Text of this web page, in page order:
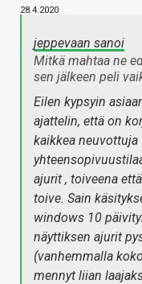
28.4.2020
jeppevaan sanoi
Mitkä mahtaa ne
sen jälkeen peli
Eilen kypsyin
ajattelin, että on
kaikkea
ajurit , toiveena
toive. Sain
windows 10
näyttiksen ajurit
(vanhemmalla
mennyt liian